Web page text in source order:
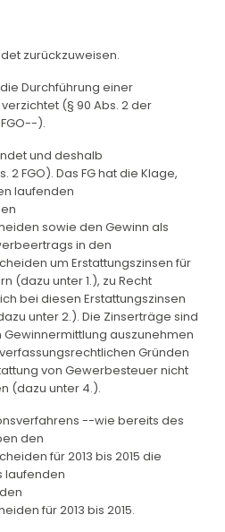
zurückzuweisen.
Durchführung einer
(§ 90 Abs. 2 der
).
und deshalb
2 FGO). Das FG hat die Klage,
laufenden
sowie den Gewinn als
in den
um Erstattungszinsen für
(dazu unter 1.), zu Recht
bei diesen Erstattungszinsen
unter 2.). Die Zinserträge sind
auszunehmen
Gründen
von Gewerbesteuer nicht
(dazu unter 4.).
--wie bereits des
den
für 2013 bis 2015 die
laufenden
für 2013 bis 2015.